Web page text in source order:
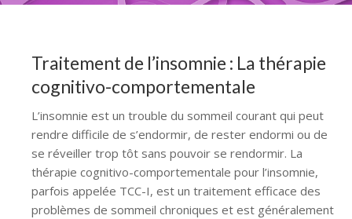
Traitement de l’insomnie : La thérapie
cognitivo-comportementale
L’insomnie est un trouble du sommeil courant qui peut
rendre difficile de s’endormir, de rester endormi ou de
se réveiller trop tôt sans pouvoir se rendormir. La
thérapie cognitivo-comportementale pour l’insomnie,
parfois appelée TCC-I, est un traitement efficace des
problèmes de sommeil chroniques et est généralement